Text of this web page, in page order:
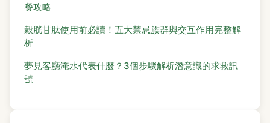
餐攻略
穀胱甘肽使用前必讀！五大禁忌族群與交互作用完整解
析
夢見客廳淹水代表什麼？3個步驟解析潛意識的求救訊
號